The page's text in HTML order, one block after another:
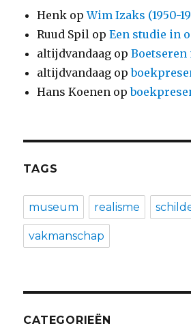
Henk opWim Izaks (1950-
Ruud Spil opEen studie in
altijdvandaag op
altijdvandaag op
Hans Koenen op
TAGS
museum realisme
vakmanschap
CATEGORIEËN